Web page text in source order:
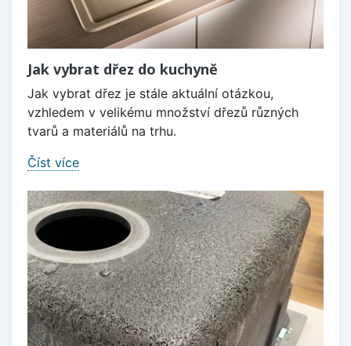
Jak vybrat dřez do kuchyně
Jak vybrat dřez je stále aktuální otázkou,
vzhledem v velikému množství dřezů různých
tvarů a materiálů na trhu.
Číst více